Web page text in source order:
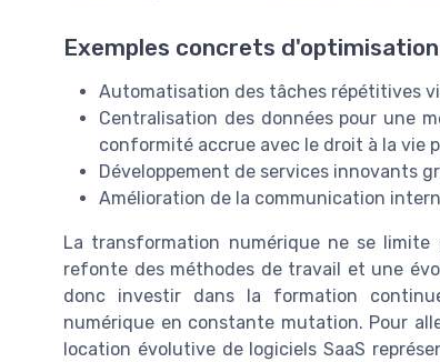
Exemples concrets
Automatisation des tâches répétitives
Centralisation des données pour une
conformité accrue avec le droit à la vie
Développement de services innovants
Amélioration de la communication
La transformation numérique ne se
refonte des méthodes de travail et une
donc investir dans la formation
numérique en constante mutation. Pour
location évolutive de logiciels SaaS